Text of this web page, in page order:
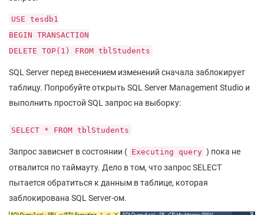
USE tesdb1
BEGIN TRANSACTION
DELETE TOP(1) FROM tblStudents
SQL Server перед внесением изменений сначала заблокирует
таблицу. Попробуйте открыть SQL Server Management Studio и
выполнить простой SQL запрос на выборку:
SELECT * FROM tblStudents
Запрос зависнет в состоянии ( Executing query ) пока не
отвалится по таймауту. Дело в том, что запрос SELECT
пытается обратиться к данным в таблице, которая
заблокирована SQL Server-ом.